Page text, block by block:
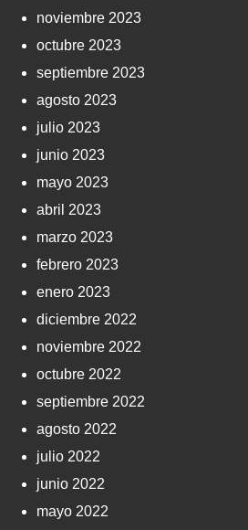
noviembre 2023
octubre 2023
septiembre 2023
agosto 2023
julio 2023
junio 2023
mayo 2023
abril 2023
marzo 2023
febrero 2023
enero 2023
diciembre 2022
noviembre 2022
octubre 2022
septiembre 2022
agosto 2022
julio 2022
junio 2022
mayo 2022